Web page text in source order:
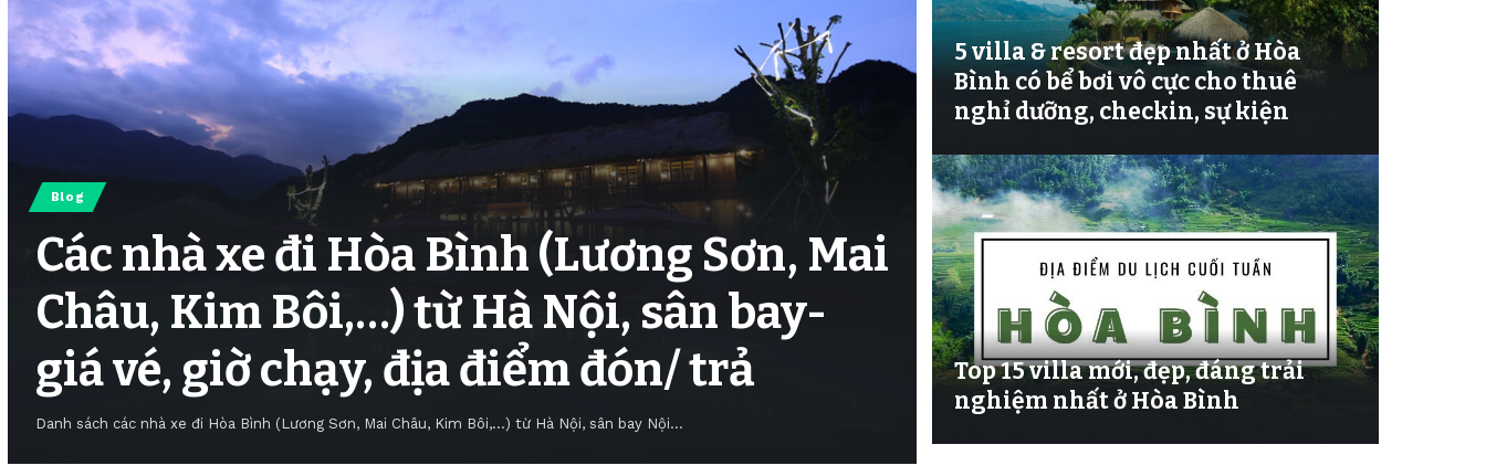
Blog
Các nhà xe đi Hòa Bình (Lương Sơn, Mai
Châu, Kim Bôi,…) từ Hà Nội, sân bay-
giá vé, giờ chạy, địa điểm đón/ trả
Danh sách các nhà xe đi Hòa Bình (Lương Sơn, Mai Châu, Kim Bôi,...) từ Hà Nội, sân bay Nội…
5 villa & resort đẹp nhất ở Hòa
Bình có bể bơi vô cực cho thuê
nghỉ dưỡng, checkin, sự kiện
Top 15 villa mới, đẹp, đáng trải
nghiệm nhất ở Hòa Bình